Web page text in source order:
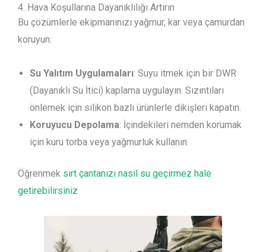
4. Hava Koşullarına Dayanıklılığı Artırın
Bu çözümlerle ekipmanınızı yağmur, kar veya çamurdan
koruyun:
Su Yalıtım Uygulamaları: Suyu itmek için bir DWR
(Dayanıklı Su İtici) kaplama uygulayın. Sızıntıları
önlemek için silikon bazlı ürünlerle dikişleri kapatın.
Koruyucu Depolama: İçindekileri nemden korumak
için kuru torba veya yağmurluk kullanın.
Öğrenmek sırt çantanızı nasıl su geçirmez hale
getirebilirsiniz